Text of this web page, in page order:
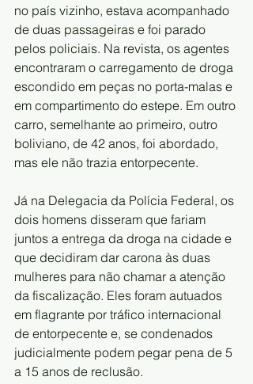
no país vizinho, estava acompanhado
de duas passageiras e foi parado
pelos policiais. Na revista, os agentes
encontraram o carregamento de droga
escondido em peças no porta-malas e
em compartimento do estepe. Em outro
carro, semelhante ao primeiro, outro
boliviano, de 42 anos, foi abordado,
mas ele não trazia entorpecente.
Já na Delegacia da Polícia Federal, os
dois homens disseram que fariam
juntos a entrega da droga na cidade e
que decidiram dar carona às duas
mulheres para não chamar a atenção
da fiscalização. Eles foram autuados
em flagrante por tráfico internacional
de entorpecente e, se condenados
judicialmente podem pegar pena de 5
a 15 anos de reclusão.